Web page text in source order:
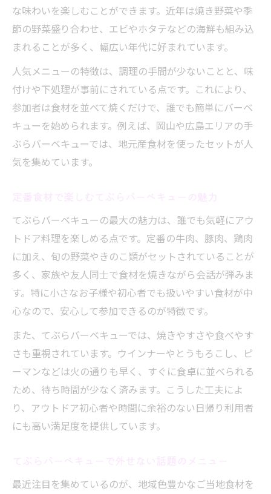
な味わいを楽しむことができます。近年は焼き野菜や季
節の野菜盛り合わせ、エビやホタテなどの海鮮も組み込
まれることが多く、幅広い年代に好まれています。
人気メニューの特徴は、調理の手間が少ないことと、味
付けや下処理が事前にされている点です。これにより、
参加者は食材を並べて焼くだけで、誰でも簡単にバーベ
キューを始められます。例えば、岡山や広島エリアの手
ぶらバーベキューでは、地元産食材を使ったセットが人
気を集めています。
てぶらバーベキューの最大の魅力は、誰でも気軽にアウ
トドア料理を楽しめる点です。定番の牛肉、豚肉、鶏肉
に加え、旬の野菜やきのこ類がセットされていることが
多く、家族や友人同士で食材を焼きながら会話が弾みま
す。特に小さなお子様や初心者でも扱いやすい食材が中
心なので、安心して参加できるのが特徴です。
また、てぶらバーベキューでは、焼きやすさや食べやす
さも重視されています。ウインナーやとうもろこし、ピ
ーマンなどは火の通りも早く、すぐに食卓に並べられる
ため、待ち時間が少なく済みます。こうした工夫によ
り、アウトドア初心者や時間に余裕のない日帰り利用者
にも高い満足度を提供しています。
最近注目を集めているのが、地域色豊かなご当地食材を